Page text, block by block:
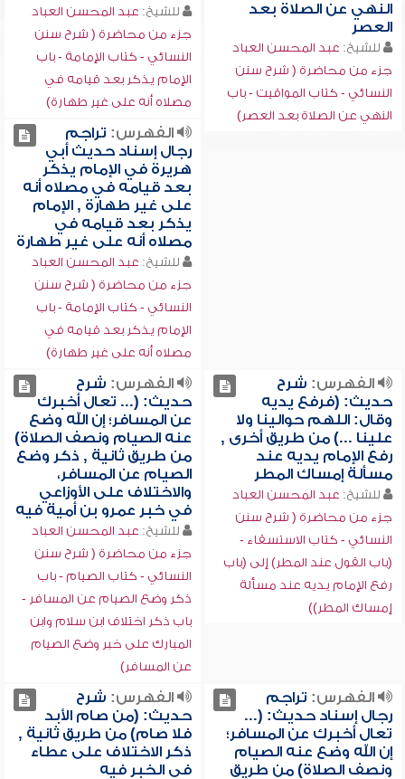
النهي عن الصلاة بعد
العصر
للشيخ: عبد المحسن العباد
جزء من محاضرة ( شرح سنن
النسائي - كتاب المواقيت - باب
النهي عن الصلاة بعد العصر)
للشيخ: عبد المحسن العباد
جزء من محاضرة ( شرح سنن
النسائي - كتاب الإمامة - باب
الإمام يذكر بعد قيامه في
مصلاه أنه على غير طهارة)
الفهرس: تراجم
رجال إسناد حديث أبي
هريرة في الإمام يذكر
بعد قيامه في مصلاه أنه
على غير طهارة , الإمام
يذكر بعد قيامه في
مصلاه أنه على غير طهارة
للشيخ: عبد المحسن العباد
جزء من محاضرة ( شرح سنن
النسائي - كتاب الإمامة - باب
الإمام يذكر بعد قيامه في
مصلاه أنه على غير طهارة)
الفهرس: شرح
حديث: (فرفع يديه
وقال: اللهم حوالينا ولا
علينا ...) من طريق أخرى ,
رفع الإمام يديه عند
مسألة إمساك المطر
للشيخ: عبد المحسن العباد
جزء من محاضرة ( شرح سنن
النسائي - كتاب الاستسقاء -
(باب القول عند المطر) إلى (باب
رفع الإمام يديه عند مسألة
إمساك المطر))
الفهرس: شرح
حديث: (... تعال أخبرك
عن المسافر؛ إن الله وضع
عنه الصيام ونصف الصلاة)
من طريق ثانية , ذكر وضع
الصيام عن المسافر،
والاختلاف على الأوزاعي
في خبر عمرو بن أمية فيه
للشيخ: عبد المحسن العباد
جزء من محاضرة ( شرح سنن
النسائي - كتاب الصيام - باب
ذكر وضع الصيام عن المسافر -
باب ذكر اختلاف ابن سلام وابن
المبارك على خبر وضع الصيام
عن المسافر)
الفهرس: تراجم
رجال إسناد حديث: (...
تعال أخبرك عن المسافر؛
إن الله وضع عنه الصيام
ونصف الصلاة) من طريق
الفهرس: شرح
حديث: (من صام الأبد
فلا صام) من طريق ثانية ,
ذكر الاختلاف على عطاء
في الخبر فيه